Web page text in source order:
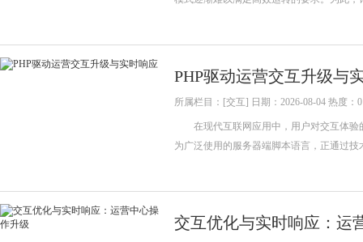
PHP驱动运营交互升级与
所属栏目：[交互] 日期：2026-08-04 热度：0
在现代互联网应用中，用户对交互体验
为广泛使用的服务器端脚本语言，正通过
交互优化与实时响应：运